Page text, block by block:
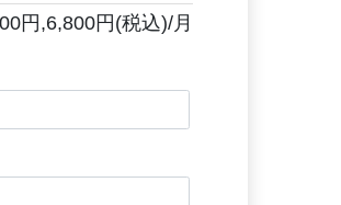
円,6,800円(税込)/月